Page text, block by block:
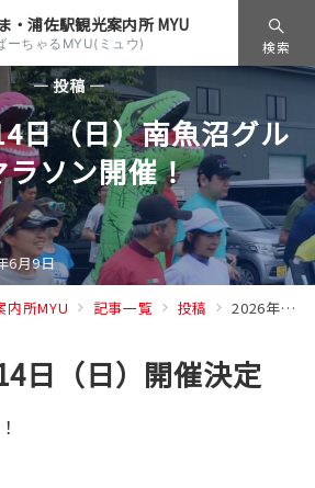
・浦佐駅観光案内所 MYU
ーちゃるMYU(ミュウ) 検索
— 投稿 —
日（日）南魚沼グル
ラソン開催！
6月9日
内所MYU 記事一覧 投稿 2026年6月14日（日）南魚沼グルメマラソン開催！
日（日）開催決定
！